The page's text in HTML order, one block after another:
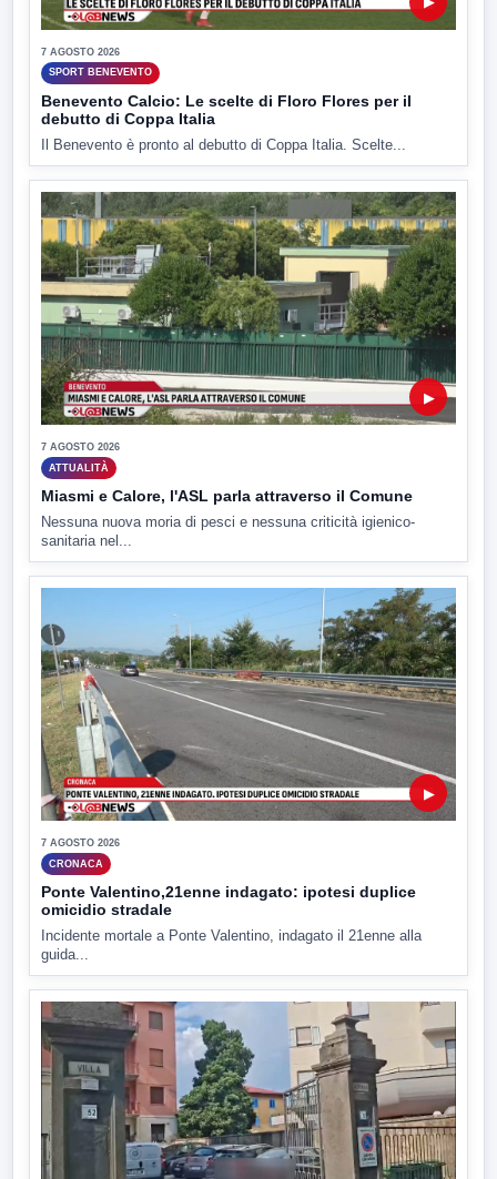
7 AGOSTO 2026
SPORT BENEVENTO
Benevento Calcio: Le scelte di Floro Flores per il
debutto di Coppa Italia
Il Benevento è pronto al debutto di Coppa Italia. Scelte...
▶
7 AGOSTO 2026
ATTUALITÀ
Miasmi e Calore, l'ASL parla attraverso il Comune
Nessuna nuova moria di pesci e nessuna criticità igienico-
sanitaria nel...
▶
7 AGOSTO 2026
CRONACA
Ponte Valentino,21enne indagato: ipotesi duplice
omicidio stradale
Incidente mortale a Ponte Valentino, indagato il 21enne alla
guida...